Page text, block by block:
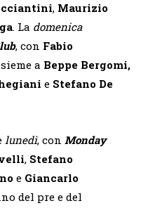
, Maurizio
. La domenica
, con Fabio
a Beppe Bergomi,
e Stefano De
lunedì, con Monday
, Stefano
e Giancarlo
del pre e del